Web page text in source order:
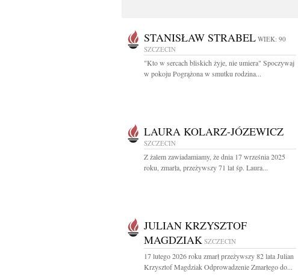
STANISŁAW STRABEL WIEK: 90
SZCZECIN
"Kto w sercach bliskich żyje, nie umiera" Spoczywaj
w pokoju Pogrążona w smutku rodzina...
LAURA KOLARZ-JÓZEWICZ
SZCZECIN
Z żalem zawiadamiamy, że dnia 17 września 2025
roku, zmarła, przeżywszy 71 lat śp. Laura...
JULIAN KRZYSZTOF
MAGDZIAK SZCZECIN
17 lutego 2026 roku zmarł przeżywszy 82 lata Julian
Krzysztof Magdziak Odprowadzenie Zmarłego do...